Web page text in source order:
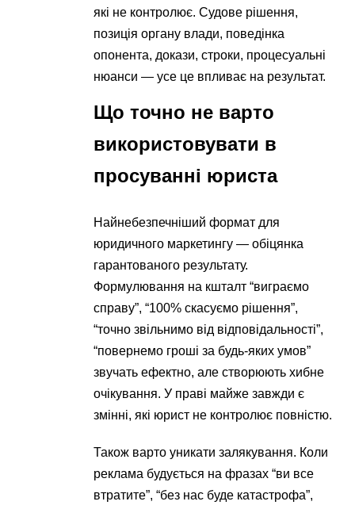
які не контролює. Судове рішення,
позиція органу влади, поведінка
опонента, докази, строки, процесуальні
нюанси — усе це впливає на результат.
Що точно не варто
використовувати в
просуванні юриста
Найнебезпечніший формат для
юридичного маркетингу — обіцянка
гарантованого результату.
Формулювання на кшталт “виграємо
справу”, “100% скасуємо рішення”,
“точно звільнимо від відповідальності”,
“повернемо гроші за будь-яких умов”
звучать ефектно, але створюють хибне
очікування. У праві майже завжди є
змінні, які юрист не контролює повністю.
Також варто уникати залякування. Коли
реклама будується на фразах “ви все
втратите”, “без нас буде катастрофа”,